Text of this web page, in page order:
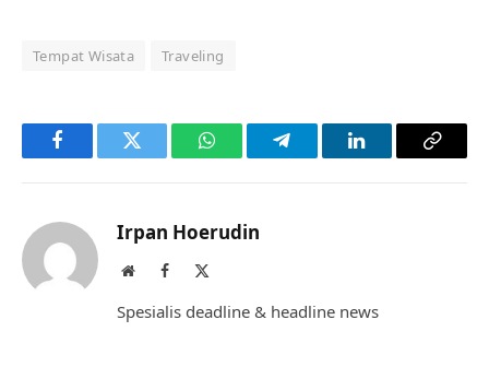
Tempat Wisata Traveling
FacebookTwitter WhatsAppTelegramLinkedInCopy
Irpan Hoerudin
WebsiteFacebook
Spesialis deadline & headline news